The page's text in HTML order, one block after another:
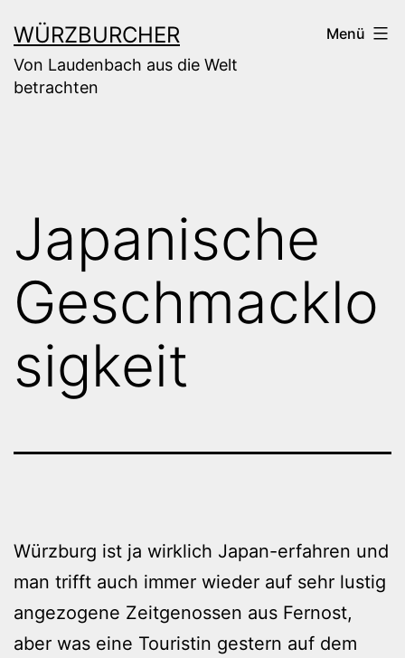
Inhalt
springen
WÜRZBURCHER
Von Laudenbach aus die Welt
betrachten
Menü
Japanische
Geschmacklo
sigkeit
Würzburg ist ja wirklich Japan-erfahren und
man trifft auch immer wieder auf sehr lustig
angezogene Zeitgenossen aus Fernost,
aber was eine Touristin gestern auf dem